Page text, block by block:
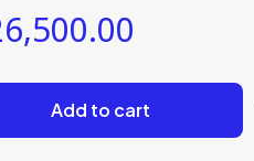
Add to cart